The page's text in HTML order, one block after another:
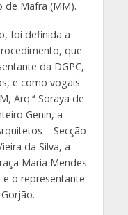
de Mafra (MM).
foi definida a
que
da DGPC,
e como vogais
Arq.ª Soraya de
Genin, a
– Secção
da Silva, a
Maria Mendes
o representante